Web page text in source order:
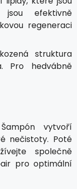
jsou efektivně
regeneraci
struktura
Pro hedvábně
vytvoří
nečistoty. Poté
společně
pro optimální